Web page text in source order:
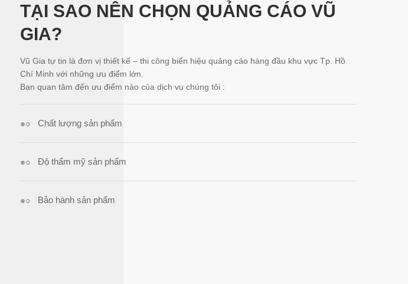
TẠI SAO NÊN CHỌN QUẢNG CÁO VŨ
GIA?
Vũ Gia tự tin là đơn vị thiết kế – thi công biển hiệu quảng cáo hàng đầu khu vực Tp. Hồ
Chí Minh với những ưu điểm lớn.
Bạn quan tâm đến ưu điểm nào của dịch vụ chúng tôi :
Chất lượng sản phẩm
Độ thẩm mỹ sản phẩm
Bảo hành sản phẩm